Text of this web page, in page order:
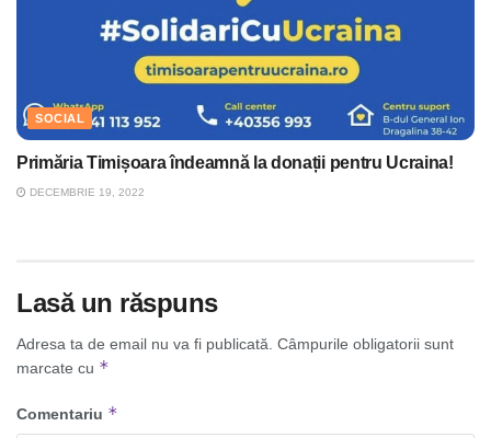
SOCIAL
Primăria Timișoara îndeamnă la donații pentru Ucraina!
DECEMBRIE 19, 2022
Lasă un răspuns
Adresa ta de email nu va fi publicată. Câmpurile obligatorii sunt
marcate cu *
Comentariu *